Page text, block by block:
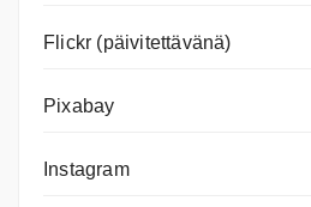
Flickr (päivitettävänä)
Pixabay
Instagram